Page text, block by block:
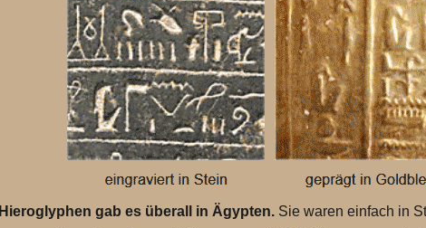
Hieroglyphen gab es überall in Ägypten.Sie waren einfach in